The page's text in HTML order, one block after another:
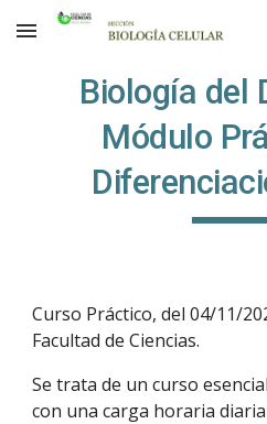
Skip to main content
Biología del
Módulo
Curso Práctico, del04/1 1/
Facultad de Ciencias.
Se trata de un curso
con una carga horaria